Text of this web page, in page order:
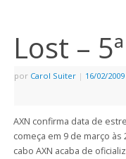
Lost –
por Carol Suiter | 16/02/2009
AXN confirma data de
começa em 9 de março às
cabo AXN acaba de